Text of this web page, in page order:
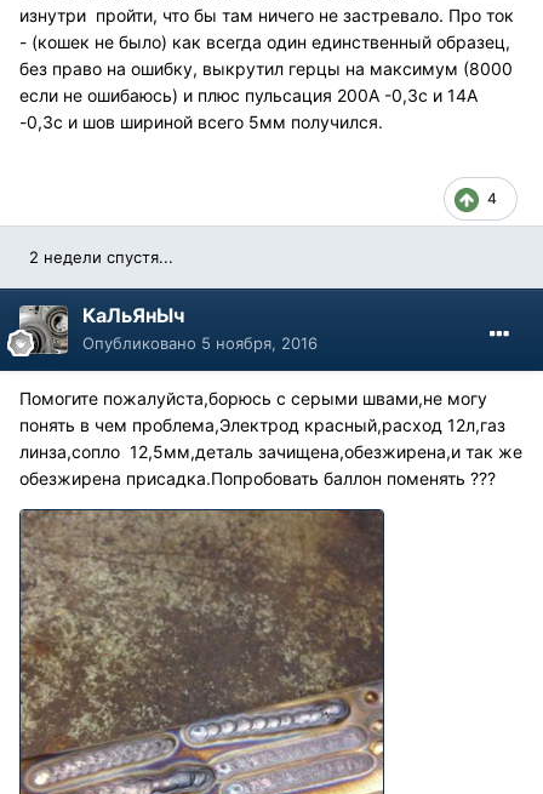
изнутри пройти, что бы там ничего не застревало. Про ток
- (кошек не было) как всегда один единственный образец,
без право на ошибку, выкрутил герцы на максимум (8000
если не ошибаюсь) и плюс пульсация 200А -0,3с и 14А
-0,3с и шов шириной всего 5мм получился.
4
2 недели спустя...
КаЛьЯнЫч
Опубликовано 5 ноября, 2016
Помогите пожалуйста,борюсь с серыми швами,не могу
понять в чем проблема,Электрод красный,расход 12л,газ
линза,сопло 12,5мм,деталь зачищена,обезжирена,и так же
обезжирена присадка.Попробовать баллон поменять ???